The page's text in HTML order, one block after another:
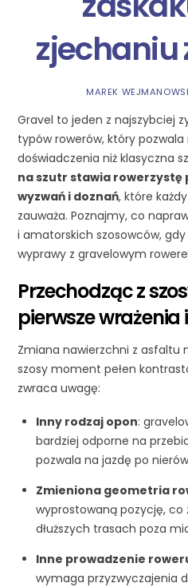
zjechaniu
MAREK
Gravel to jeden z najszybciej
typów rowerów, który
doświadczenia niż klasyczna
na szutr stawia rowerzystę
wyzwań i doznań, które
zauważa. Poznajmy, co
i amatorskich szosowców,
wyprawy z gravelowym
Przechodząc z
pierwsze wrażenia
Zmiana nawierzchni z asfaltu
szosy moment pełen
zwraca uwagę:
Inny rodzaj opon:
bardziej odporne na
pozwala na jazdę po
Zmieniona geometria
wyprostowaną pozycję, co
dłuższych trasach poza
Inne prowadzenie
wymaga przyzwyczajenia